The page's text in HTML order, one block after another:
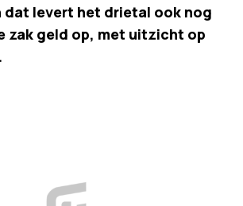
dat levert het drietal ook nog
zak geld op, met uitzicht op